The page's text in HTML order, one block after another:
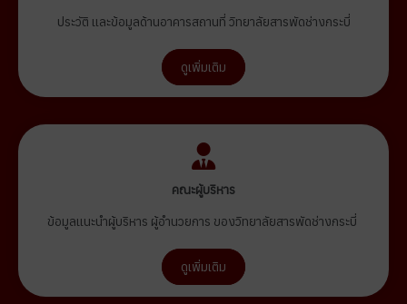
ประวัติ และข้อมูลด้านอาคารสถานที่ วิทยาลัยสารพัดช่างกระบี่
ดูเพิ่มเติม
คณะผู้บริหาร
ข้อมูลแนะนำผู้บริหาร ผู้อำนวยการ ของวิทยาลัยสารพัดช่างกระบี่
ดูเพิ่มเติม